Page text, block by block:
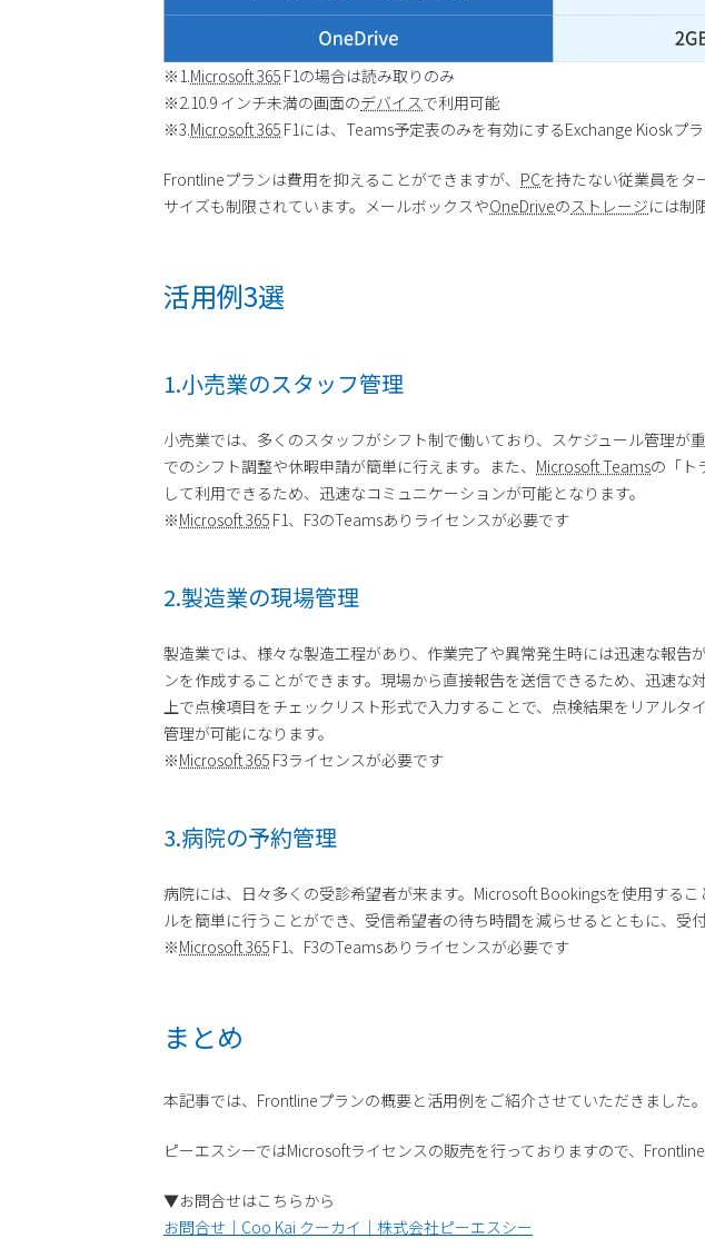
※1.Microsoft 365 F1の場合は読み取りのみ
※2.10.9 インチ未満の画面のデバイスで利用可能
※3.Microsoft 365 F1には、Teams予定表のみを有効にするExchange Kioskプ
Frontlineプランは費用を抑えることができますが、 PCを持たない従業員をタ
サイズも制限されています。メールボックスやOneDriveのストレージには制
活用例3選
1.小売業のスタッフ管理
小売業では、多くのスタッフがシフト制で働いており、スケジュール管理が重
でのシフト調整や休暇申請が簡単に行えます。また、 Microsoft Teamsの「ト
して利用できるため、迅速なコミュニケーションが可能となります。
※Microsoft 365 F1、F3のTeamsありライセンスが必要です
2.製造業の現場管理
製造業では、様々な製造工程があり、作業完了や異常発生時には迅速な報
ンを作成することができます。現場から直接報告を送信できるため、迅速な
上で点検項目をチェックリスト形式で入力することで、点検結果をリアルタ
管理が可能になります。
※Microsoft 365 F3ライセンスが必要です
3.病院の予約管理
病院には、日々多くの受診希望者が来ます。Microsoft Bookingsを使用する
ルを簡単に行うことができ、受信希望者の待ち時間を減らせるとともに、受
※Microsoft 365 F1、F3のTeamsありライセンスが必要です
まとめ
本記事では、Frontlineプランの概要と活用例をご紹介させていただきました。
ピーエスシーではMicrosoftライセンスの販売を行っておりますので、
▼お問合せはこちらから
お問合せ｜ Coo Kai クーカイ｜株式会社ピーエスシー